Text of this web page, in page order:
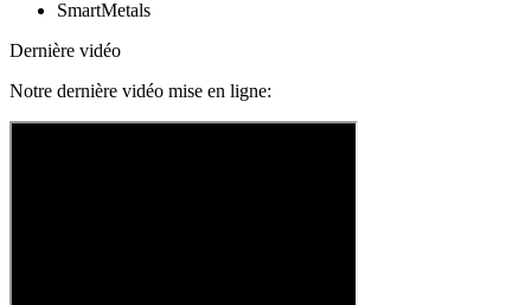
SmartMetals
Dernière vidéo
Notre dernière vidéo mise en ligne: